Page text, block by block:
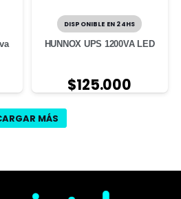
DISPONIBLE EN 24HS
HUNNOX UPS 1200VA LED
$125.000
MÁS